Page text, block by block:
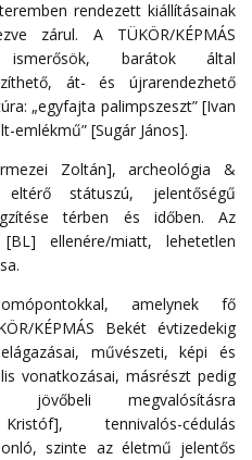
rendezett kiállításainak
zárul. A TÜKÖR/KÉPMÁS
ismerősök, barátok által
át- és újrarendezhető
„egyfajta palimpszeszt” [Ivan
emlékmű” [Sugár János].
Zoltán], archeológia &
eltérő státuszú, jelentőségű
térben és időben. Az
[BL] ellenére/miatt, lehetetlen
amelynek fő
KÉPMÁS Bekét évtizedekig
művészeti, képi és
vonatkozásai, másrészt pedig
jövőbeli megvalósításra
tennivalós-cédulás
szinte az életmű jelentős